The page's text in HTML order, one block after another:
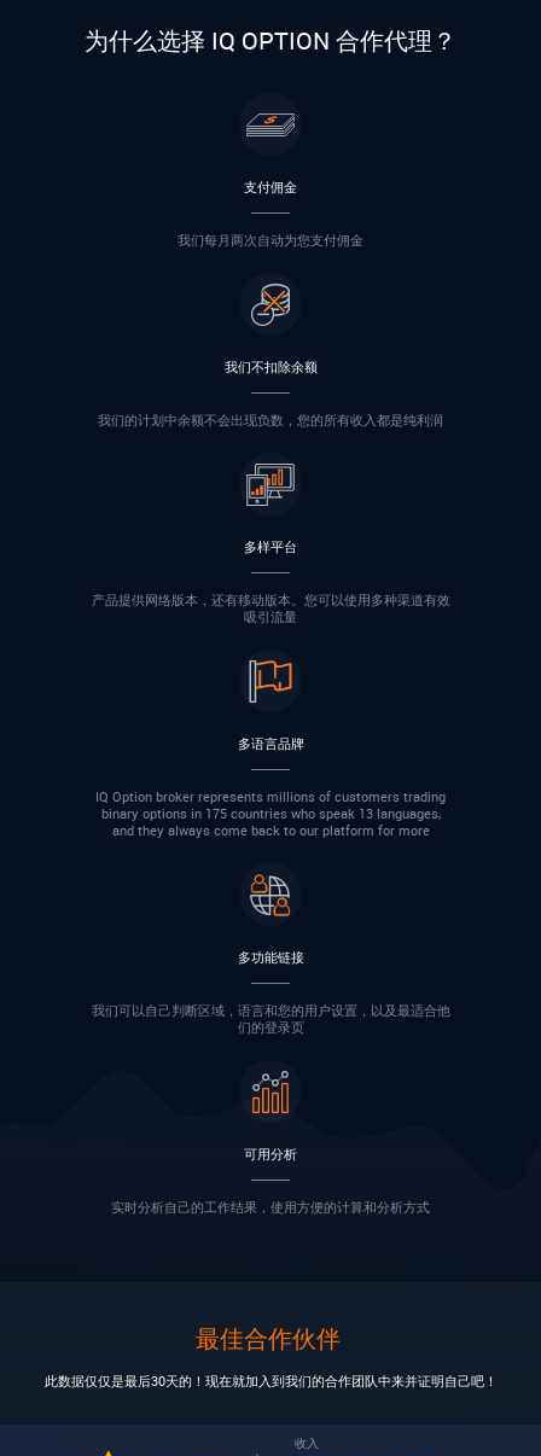
为什么选择 IQ OPTION 合作代理？
支付佣金
我们每月两次自动为您支付佣金
我们不扣除余额
我们的计划中余额不会出现负数，您的所有收入都是纯利润
多样平台
产品提供网络版本，还有移动版本。您可以使用多种渠道有效
吸引流量
多语言品牌
IQ Option broker represents millions of customers trading
binary options in 175 countries who speak 13 languages,
and they always come back to our platform for more
多功能链接
我们可以自己判断区域，语言和您的用户设置，以及最适合他
们的登录页
可用分析
实时分析自己的工作结果，使用方便的计算和分析方式
最佳合作伙伴
此数据仅仅是最后30天的！现在就加入到我们的合作团队中来并证明自己吧！
收入